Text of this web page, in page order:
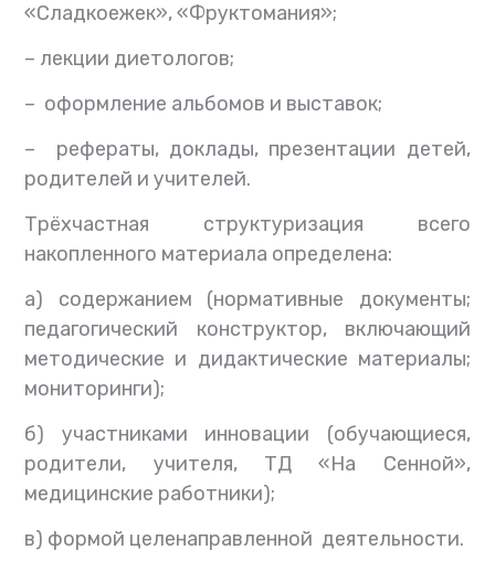
«Сладкоежек», «Фруктомания»;
– лекции диетологов;
– оформление альбомов и выставок;
– рефераты, доклады, презентации детей,
родителей и учителей.
Трёхчастная структуризация всего
накопленного материала определена:
а) содержанием (нормативные документы;
педагогический конструктор, включающий
методические и дидактические материалы;
мониторинги);
б) участниками инновации (обучающиеся,
родители, учителя, ТД «На Сенной»,
медицинские работники);
в) формой целенаправленной деятельности.